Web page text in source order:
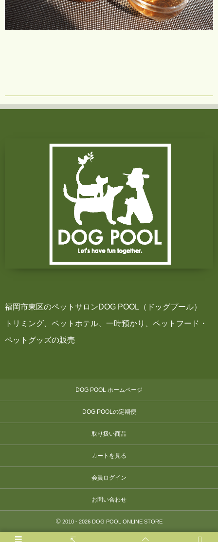
福岡市東区のペットサロンDOG POOL（ドッグプール）
トリミング、ペットホテル、一時預かり、ペットフード・
ペットグッズの販売
DOG POOL ホームページ
DOG POOLの定期便
取り扱い商品
カートを見る
会員ログイン
お問い合わせ
©2010 - 2026 DOG POOL ONLINE STORE